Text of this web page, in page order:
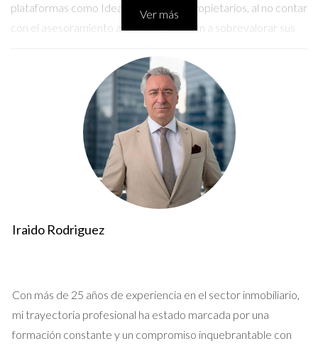
plataformas como Idealista. Muchos propietarios, al no contar
con el asesoramiento adecuado, tienden a sobrevalorar sus
necesidad de obtener un beneficio inmediato. Aquí es donde
entra en juego la figura del agente inmobiliario local, quien
puede ofrecer una perspectiva objetiva y profesional. En este
artículo, exploraremos cómo el precio emocional afecta la
venta de propiedades y presentaremos casos reales que
ilustran la importancia de contar con un experto en el
Conversemos por WhatsApp
El precio emocional se refiere a la tendencia de los
propietarios a valorar sus propiedades no solo por su valor de
mercado, sino también por lo que significan para ellos. Esta
Ver más
Iraido Rodriguez
Con más de 25 años de experiencia en el sector inmobiliario,
mi trayectoria profesional ha estado marcada por una
formación constante y un compromiso inquebrantable con